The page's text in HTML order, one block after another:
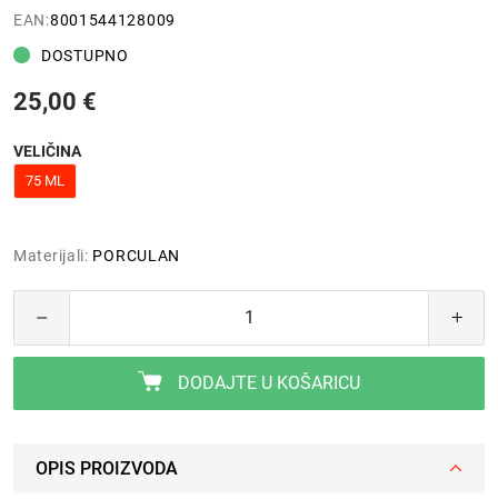
EAN:8001544128009
DOSTUPNO
25,00 €
VELIČINA
75 ML
Materijali: PORCULAN
DODAJTE U KOŠARICU
OPIS PROIZVODA